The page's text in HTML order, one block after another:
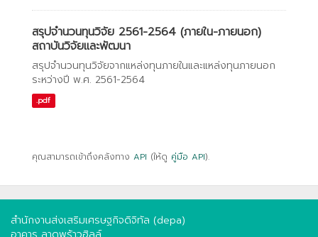
สรุปจำนวนทุนวิจัย 2561-2564 (ภายใน-ภายนอก)
สถาบันวิจัยและพัฒนา
สรุปจำนวนทุนวิจัยจากแหล่งทุนภายในและแหล่งทุนภายนอก
ระหว่างปี พ.ศ. 2561-2564
.pdf
คุณสามารถเข้าถึงคลังทาง API (ให้ดู คู่มือ API).
สำนักงานส่งเสริมเศรษฐกิจดิจิทัล (depa)